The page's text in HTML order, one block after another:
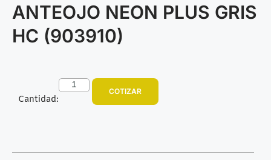
ANTEOJO NEON PLUS GRIS
HC (903910)
Cantidad:
COTIZAR